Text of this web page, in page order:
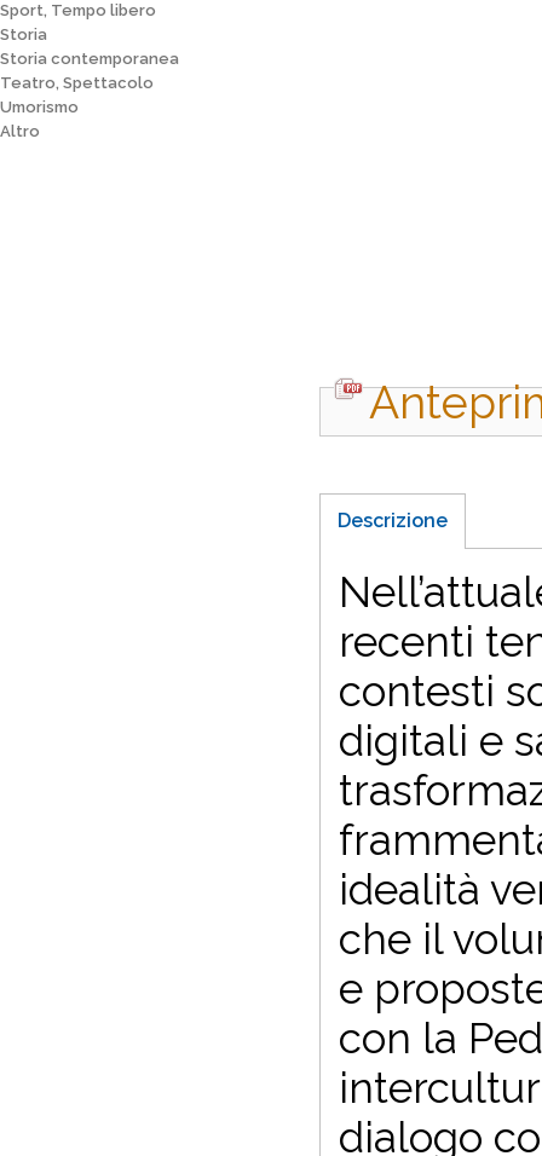
Sport, Tempo libero
Storia
Storia contemporanea
Teatro, Spettacolo
Umorismo
Altro
Descrizione
N
recenti
contesti
digitali e
idealità
che il
e
con la
dialogo